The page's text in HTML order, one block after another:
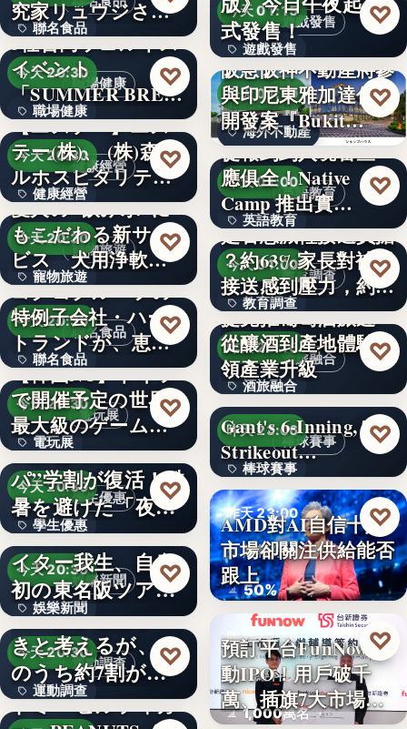
聯名食品
100億本
究家リュウジさん
がコ…
職場健康
今天 20:30
職場健康
82.0%
3社合同ウェルネス
イベント
「SUMMER BRE…
♡
健康經營
今天 20:30
健康經營
120
【エステー】エス
テー(株)、 (株)森ビ
ルホスピタリテ
ィ…
♡
寵物旅遊
今天 20:30
寵物旅遊
38
愛犬の"飲み水"に
もこだわる新サー
ビス 犬用浄軟水
器を全…
♡
聯名食品
今天 20:30
聯名食品
810円
コクヨグループの
特例子会社・ハー
トランドが、恵那
川上屋と…
♡
電玩展
今天 20:30
電玩展
3
【韓国NC】ドイツ
で開催予定の世界
最大級のゲームシ
ョウ「…
♡
學生優惠
今天 20:30
學生優惠
文字
大反響の“神コス
パ”学割が復活！酷
暑を避けた「夜
活」でエ…
♡
娛樂新聞
今天 20:30
娛樂新聞
文字
シンガーソングラ
イター我生、自身
初の東名阪ツアー
が開催決…
♡
運動調查
今天 20:30
運動調查
約９割が運動すべ
きと考えるが、そ
のうち約7割が実
践できて…
♡
トミー ヒルフィガ
1,000
遊戲發售
今天 01:15
遊戲發售
文字
式發售！
♡
今天 01:10
海外不動產
432
阪急阪神不動產將參
與印尼東雅加達住宅
開發案『Bukit…
♡
英語教育
今天 01:00
英語教育
8,000萬
從報到到入境審查一
應俱全！Native
Camp 推出實…
♡
教育調查
今天 01:00
教育調查
63.1%
是否想減輕接送負擔
？約63%家長對補習
接送感到壓力，約…
♡
酒旅融合
昨天 23:16
酒旅融合
96%
捷克推葡萄酒旅遊
從釀酒到產地體驗引
領產業升級
♡
棒球賽事
昨天 23:06
棒球賽事
99
Gant's 6-Inning, 7-
Strikeout…
♡
昨天 23:00
財報分析
50%
AMD對AI自信十足
市場卻關注供給能否
跟上
♡
昨天 22:56
財經科技
1,000萬名
預訂平台FunNow啟
動IPO！用戶破千
萬、插旗7大市場…
♡